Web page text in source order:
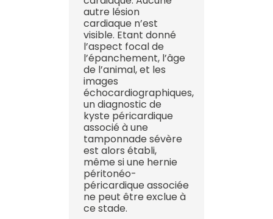
autre lésion
cardiaque n’est
visible. Etant donné
l’aspect focal de
l’épanchement, l’âge
de l’animal, et les
images
échocardiographiques,
un diagnostic de
kyste péricardique
associé à une
tamponnade sévère
est alors établi,
même si une hernie
péritonéo-
péricardique associée
ne peut être exclue à
ce stade.